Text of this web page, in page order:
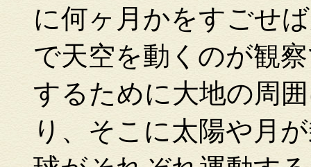
に何ヶ月かをすごせ
で天空を動くのが観
するために大地の周
り、そこに太陽や月